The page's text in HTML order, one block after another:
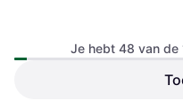
Sectionaaldeur, xJe hebt 48 van de